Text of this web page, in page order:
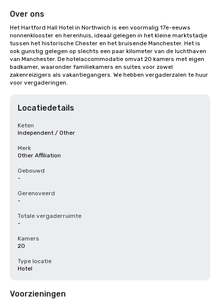
Over ons
Het Hartford Hall Hotel in Northwich is een voormalig 17e-eeuws
nonnenklooster en herenhuis, ideaal gelegen in het kleine marktstadje
tussen het historische Chester en het bruisende Manchester. Het is
ook gunstig gelegen op slechts een paar kilometer van de luchthaven
van Manchester. De hotelaccommodatie omvat 20 kamers met eigen
badkamer, waaronder familiekamers en suites voor zowel
zakenreizigers als vakantiegangers. We hebben vergaderzalen te huur
voor vergaderingen.
Locatiedetails
Keten
Independent / Other
Merk
Other Affiliation
Gebouwd
-
Gerenoveerd
-
Totale vergaderruimte
-
Kamers
20
Type locatie
Hotel
Voorzieningen